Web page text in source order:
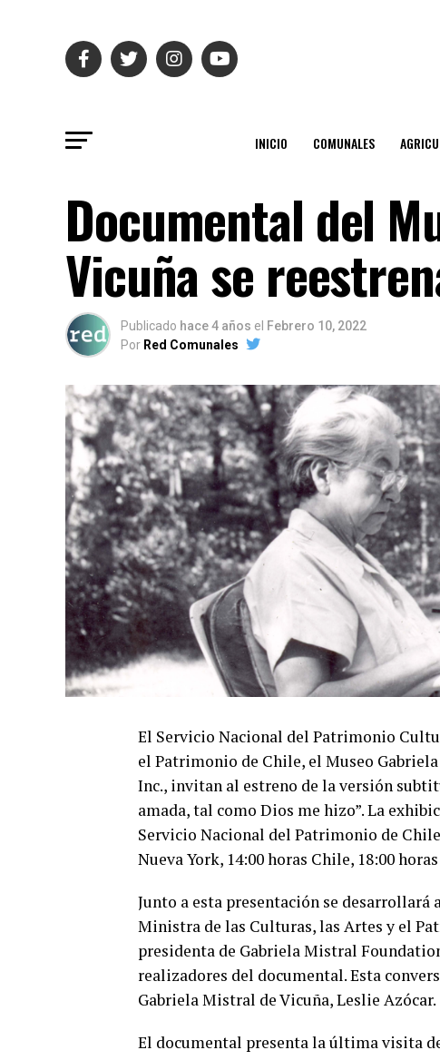
INICIO COMUNALES
Documental del
Vicuña se
Publicado hace 4 años el Febrero 10, 2022
Por Red Comunales
El Servicio Nacional del Patrimonio
el Patrimonio de Chile, el Museo
Inc., invitan al estreno de la versión
amada, tal como Dios me hizo”. La
Servicio Nacional del Patrimonio de
Nueva York, 14:00 horas Chile, 18:00
Junto a esta presentación se
Ministra de las Culturas, las Artes y el
presidenta de Gabriela Mistral
realizadores del documental. Esta
Gabriela Mistral de Vicuña, Leslie Azócar.
El documental presenta la última visita